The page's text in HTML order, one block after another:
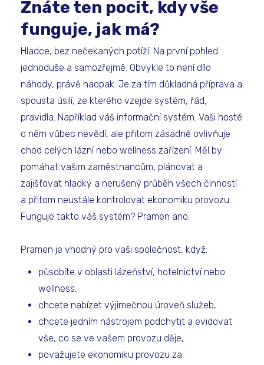
Znáte ten pocit, kdy vše
funguje, jak má?
Hladce, bez nečekaných potíží. Na první pohled
jednoduše a samozřejmě. Obvykle to není dílo
náhody, právě naopak. Je za tím důkladná příprava a
spousta úsilí, ze kterého vzejde systém, řád,
pravidla. Například váš informační systém. Vaši hosté
o něm vůbec nevědí, ale přitom zásadně ovlivňuje
chod celých lázní nebo wellness zařízení. Měl by
pomáhat vašim zaměstnancům, plánovat a
zajišťovat hladký a nerušený průběh všech činností
a přitom neustále kontrolovat ekonomiku provozu.
Funguje takto váš systém? Pramen ano.
Pramen je vhodný pro vaši společnost, když:
působíte v oblasti lázeňství, hotelnictví nebo
wellness,
chcete nabízet výjimečnou úroveň služeb,
chcete jedním nástrojem podchytit a evidovat
vše, co se ve vašem provozu děje,
považujete ekonomiku provozu za